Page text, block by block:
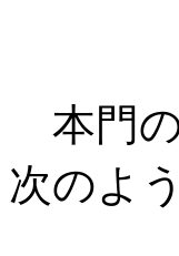
本門の
次のよ